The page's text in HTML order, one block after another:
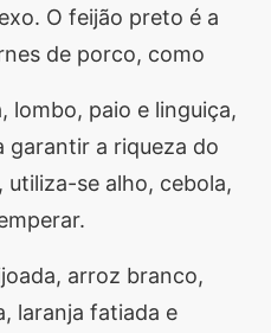
O feijão preto é a
de porco, como
lombo, paio e linguiça,
garantir a riqueza do
utiliza-se alho, cebola,
arroz branco,
laranja fatiada e